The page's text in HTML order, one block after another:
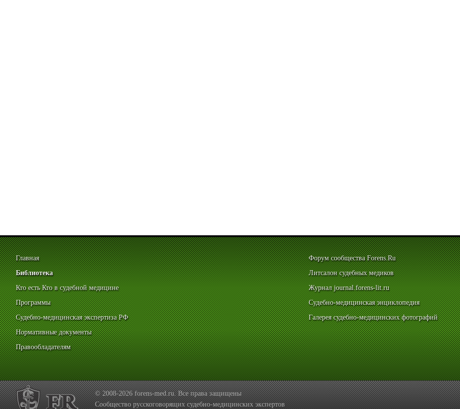
Главная
Библиотека
Кто есть Кто в судебной медицине
Программы
Судебно-медицинская экспертиза РФ
Нормативные документы
Правообладателям
Форум сообщества Forens.Ru
Литсалон судебных медиков
Журнал journal.forens-lit.ru
Судебно-медицинская энциклопедия
Галерея судебно-медицинских фотографий
© 2008-2026 forens-med.ru. Все права защищены
Сообщество русскоговорящих судебно-медицинских экспертов